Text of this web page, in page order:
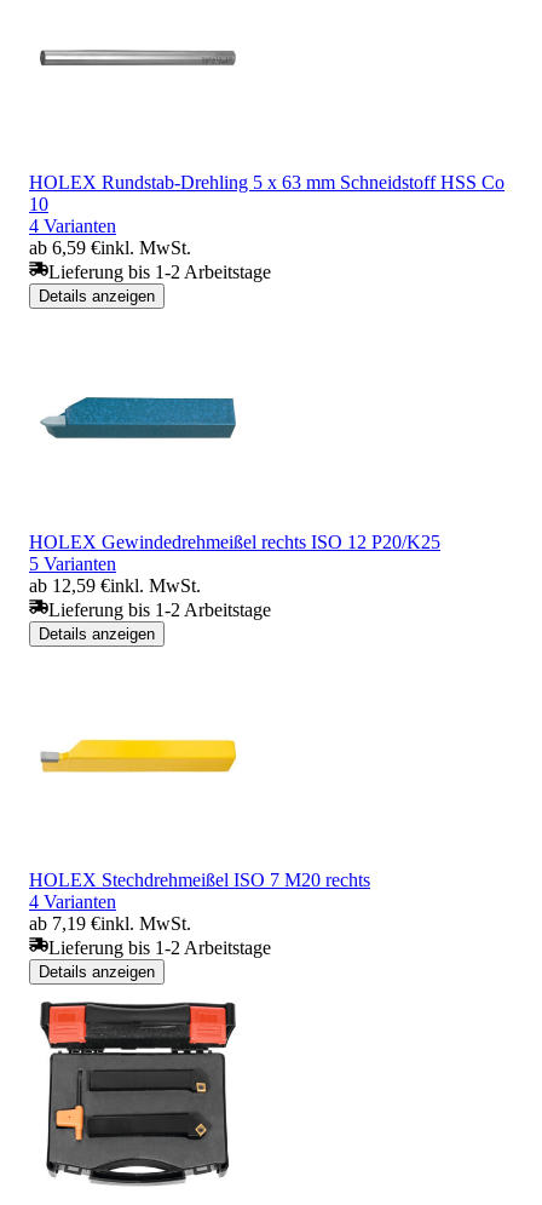
HOLEX Rundstab-Drehling 5 x 63 mm Schneidstoff HSS Co
10
4 Varianten
ab 6,59 €inkl. MwSt.
Lieferung bis 1-2 Arbeitstage
Details anzeigen
HOLEX Gewindedrehmeißel rechts ISO 12 P20/K25
5 Varianten
ab 12,59 €inkl. MwSt.
Lieferung bis 1-2 Arbeitstage
Details anzeigen
HOLEX Stechdrehmeißel ISO 7 M20 rechts
4 Varianten
ab 7,19 €inkl. MwSt.
Lieferung bis 1-2 Arbeitstage
Details anzeigen